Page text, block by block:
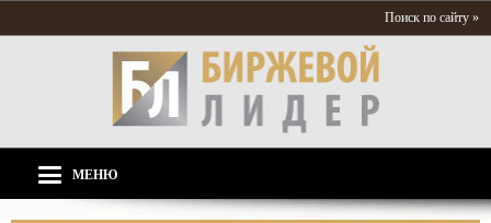
Поиск по сайту »
МЕНЮ